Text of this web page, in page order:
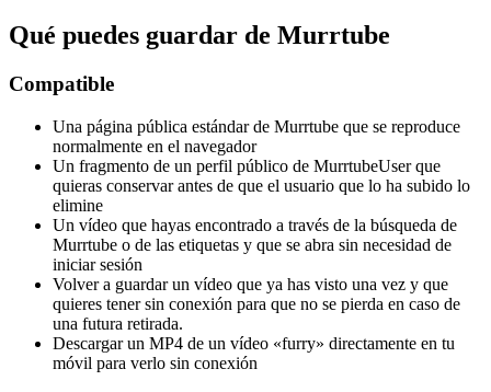
Qué puedes guardar de Murrtube
Compatible
Una página pública estándar de Murrtube que se reproduce
normalmente en el navegador
Un fragmento de un perfil público de MurrtubeUser que
quieras conservar antes de que el usuario que lo ha subido lo
elimine
Un vídeo que hayas encontrado a través de la búsqueda de
Murrtube o de las etiquetas y que se abra sin necesidad de
iniciar sesión
Volver a guardar un vídeo que ya has visto una vez y que
quieres tener sin conexión para que no se pierda en caso de
una futura retirada.
Descargar un MP4 de un vídeo «furry» directamente en tu
móvil para verlo sin conexión